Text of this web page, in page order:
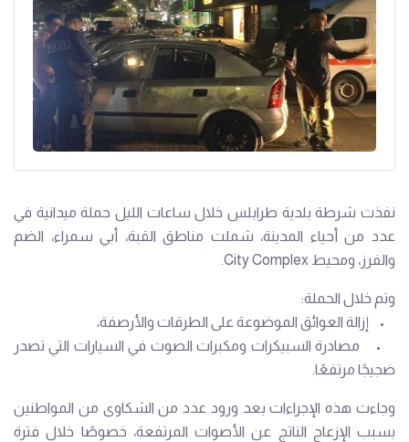
نفذت شرطة بلدية طرابلس خلال ساعات الليل حملة ميدانية في
عدد من أحياء المدينة، شملت مناطق القبة، أبي سمراء، الضم
والفرز، ومحيط City Complex.
وتم خلال الحملة:
• إزالة العوائق الموضوعة على الطرقات والأرصفة،
• مصادرة السبيكرات ومكبرات الصوت في السيارات التي تصدر
ضجيجًا مرتفعًا.
وجاءت هذه الإجراءات بعد ورود عدد من الشكاوى من المواطنين
بسبب الإزعاج الناتج عن الأصوات المرتفعة، خصوصًا خلال فترة